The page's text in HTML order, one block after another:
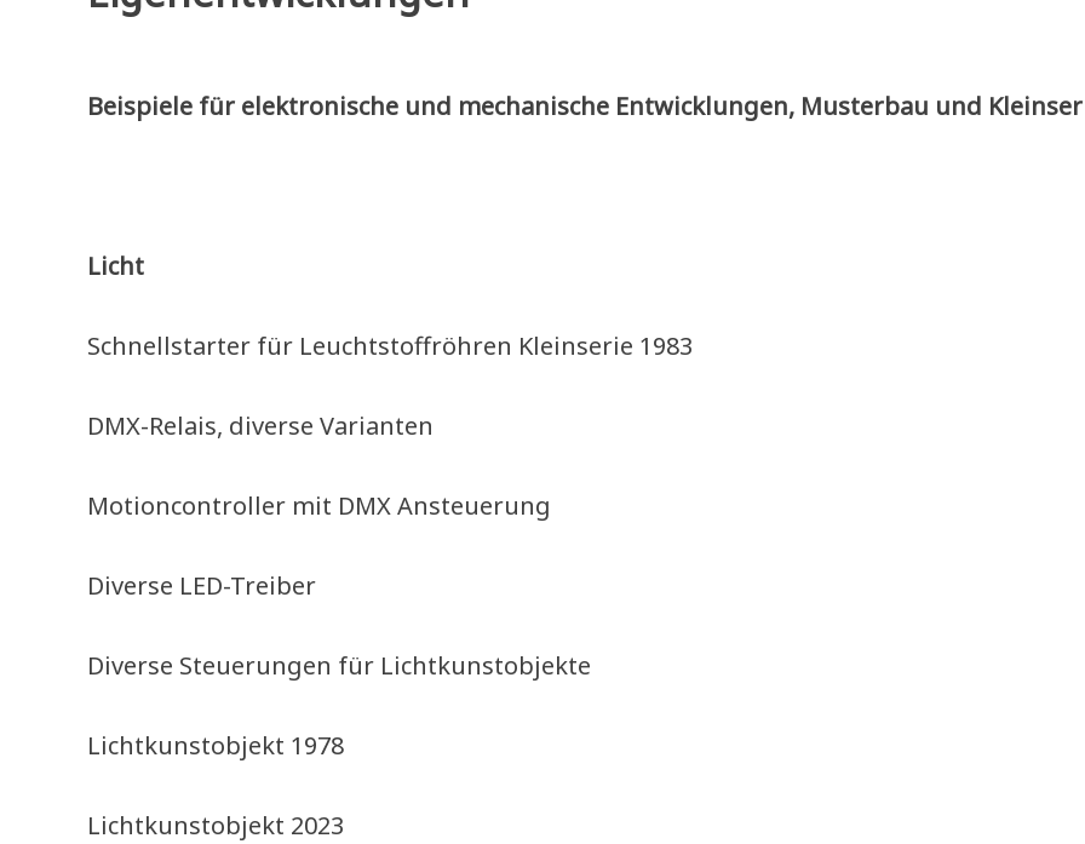
Beispiele für elektronische und mechanische Entwicklungen, Musterbau und
Licht
Schnellstarter für Leuchtstoffröhren Kleinserie 1983
DMX-Relais, diverse Varianten
Motioncontroller mit DMX Ansteuerung
Diverse LED-Treiber
Diverse Steuerungen für Lichtkunstobjekte
Lichtkunstobjekt 1978
Lichtkunstobjekt 2023